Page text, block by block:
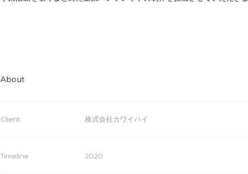
About
Client 株式会社カワイハイ
Timeline 2020